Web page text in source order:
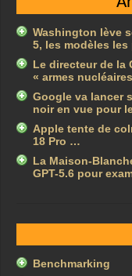
Washington lève
5, les modèles
Le directeur de la
« armes
Google va lancer
noir en vue pour
Apple tente de
18 Pro …
La Maison-
GPT-5.6 pour
Benchmarking